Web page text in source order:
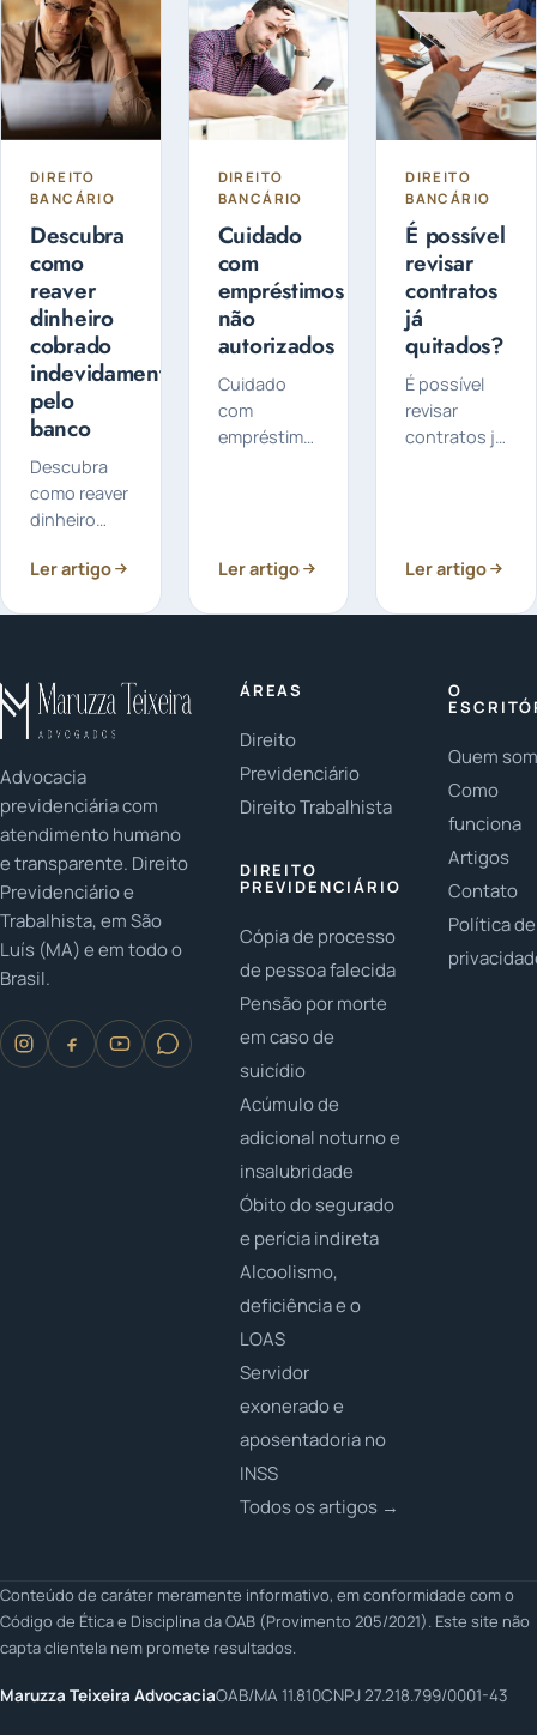
fundamental...
quando se
fala em
histórico de
crédito. Mas
afinal...
DIREITO
BANCÁRIO
Descubra
como
reaver
dinheiro
cobrado
indevidamente
pelo
banco
Descubra
como reaver
dinheiro
indevidamente
possível
receber
estes
Ler artigo
DIREITO
BANCÁRIO
Cuidado
com
empréstimos
não
autorizados
Cuidado
com
empréstimos
sua conta
se depara
Ler artigo
DIREITO
BANCÁRIO
É possível
revisar
contratos
já
quitados?
É possível
revisar
contratos já
financiamento
completamente
Ler artigo
Advocacia
previdenciária com
atendimento humano
e transparente. Direito
Previdenciário e
Trabalhista, em São
Luís (MA) e em todo o
Brasil.
ÁREAS
Direito
Previdenciário
Direito Trabalhista
DIREITO
PREVIDENCIÁRIO
Cópia de processo
de pessoa falecida
Pensão por morte
em caso de
suicídio
Acúmulo de
adicional noturno e
insalubridade
Óbito do segurado
e perícia indireta
Alcoolismo,
deficiência e o
LOAS
Servidor
exonerado e
aposentadoria no
INSS
Todos os artigos →
O
Quem
Como
funciona
Artigos
Contato
Política de
Conteúdo de caráter meramente informativo, em conformidade com o
Código de Ética e Disciplina da OAB (Provimento 205/2021). Este site não
capta clientela nem promete resultados.
Maruzza Teixeira AdvocaciaOAB/MA 11.810CNPJ 27.218.799/0001-43